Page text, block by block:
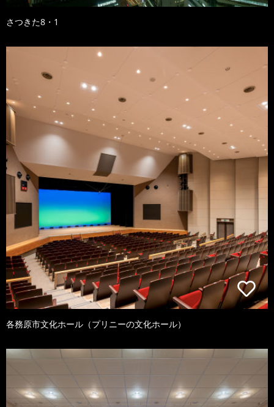
さつきた8・1
各務原市文化ホール（プリニーの文化ホール）